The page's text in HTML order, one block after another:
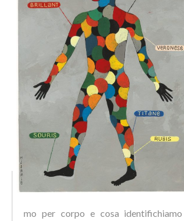
mo per corpo e cosa